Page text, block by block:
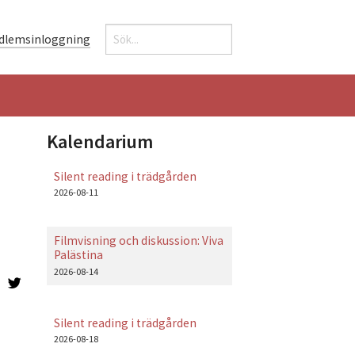
Sökformulär
Sök
Kalendarium
Silent reading i trädgården
2026-08-11
Filmvisning och diskussion: Viva
Palästina
2026-08-14
Silent reading i trädgården
2026-08-18